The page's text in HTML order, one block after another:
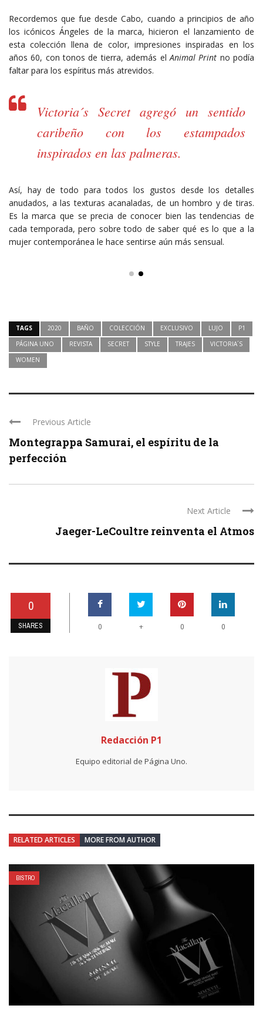
Recordemos que fue desde Cabo, cuando a principios de año
los icónicos Ángeles de la marca, hicieron el lanzamiento de
esta colección llena de color, impresiones inspiradas en los
años 60, con tonos de tierra, además elAnimal Print no podía
faltar para los espíritus más atrevidos.
Victoria´s Secret agregó un sentido
caribeño con los estampados
inspirados en las palmeras.
Así, hay de todo para todos los gustos desde los detalles
anudados, a las texturas acanaladas, de un hombro y de tiras.
Es la marca que se precia de conocer bien las tendencias de
cada temporada, pero sobre todo de saber qué es lo que a la
mujer contemporánea le hace sentirse aún más sensual.
TAGS 2020 BAÑO COLECCIÓN EXCLUSIVO LUJO
P1
PÁGINA UNO
REVISTA SECRET STYLE TRAJES
VICTORIA´S
WOMEN
Previous Article
Montegrappa Samurai, el espíritu de la
perfección
Next Article
Jaeger-LeCoultre reinventa el Atmos
0
SHARES 0 + 0 0
Redacción P1
Equipo editorial de Página Uno.
RELATED ARTICLES MORE FROM AUTHOR
BISTRO